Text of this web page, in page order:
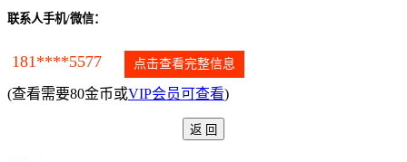
联系人手机/微信：
181****5577 点击查看完整信息
(查看需要80金币或VIP会员可查看)